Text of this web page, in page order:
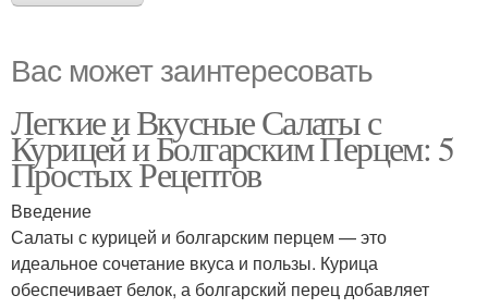
Вас может заинтересовать
Легкие и Вкусные Салаты с
Курицей и Болгарским Перцем: 5
Простых Рецептов
Введение
Салаты с курицей и болгарским перцем — это
идеальное сочетание вкуса и пользы. Курица
обеспечивает белок, а болгарский перец добавляет